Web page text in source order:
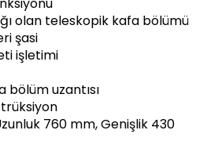
olan teleskopik kafa bölümü
şasi
işletimi
bölüm uzantısı
760 mm, Genişlik 430